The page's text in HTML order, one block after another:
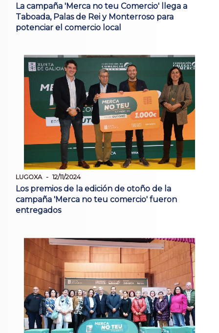
La campaña 'Merca no teu Comercio' llega a
Taboada, Palas de Rei y Monterroso para
potenciar el comercio local
LUGOXA 12/11/2024
Los premios de la edición de otoño de la
campaña 'Merca no teu comercio' fueron
entregados